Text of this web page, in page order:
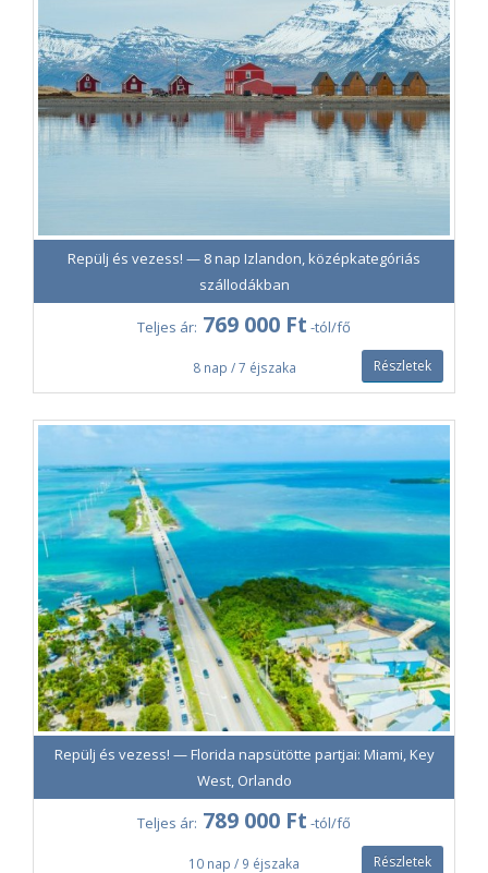
Repülj és vezess! — 8 nap Izlandon, középkategóriás
szállodákban
Teljes ár: 769 000 Ft -tól/fő
8 nap / 7 éjszaka Részletek
Repülj és vezess! — Florida napsütötte partjai: Miami, Key
West, Orlando
Teljes ár: 789 000 Ft -tól/fő
10 nap / 9 éjszaka Részletek